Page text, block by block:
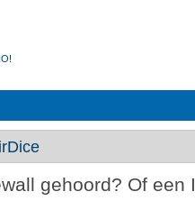
gehoord? Of een